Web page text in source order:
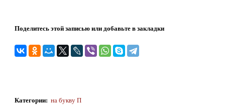
Поделитесь этой записью или добавьте в закладки
Категории: нa букву П